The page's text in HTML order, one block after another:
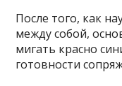
После того, как
между собой,
мигать красно
готовности